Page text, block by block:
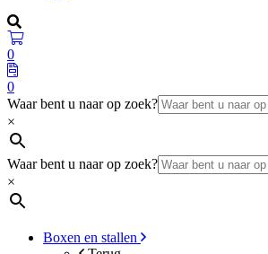
0
0
Waar bent u naar op zoek?
×
Waar bent u naar op zoek?
×
Boxen en stallen